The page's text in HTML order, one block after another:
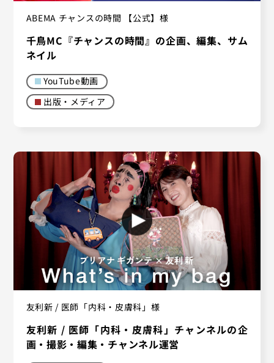
ABEMA チャンスの時間 【公式】様
千鳥MC『チャンスの時間』の企画、編集、サム
ネイル
YouTube動画
出版・メディア
友利新 / 医師「内科・皮膚科」様
友利新 / 医師「内科・皮膚科」チャンネルの企
画・撮影・編集・チャンネル運営